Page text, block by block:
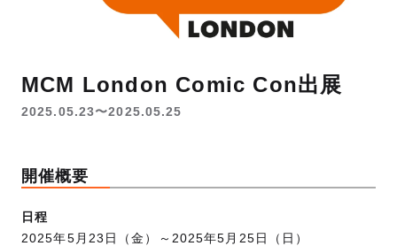
MCM London Comic Con出展
2025.05.23〜2025.05.25
開催概要
日程
2025年5月23日（金）～2025年5月25日（日）